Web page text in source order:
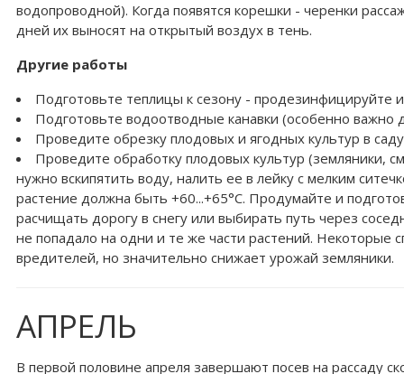
водопроводной). Когда появятся корешки - черенки
дней их выносят на открытый воздух в тень.
Другие работы
Подготовьте теплицы к сезону - продезинфицируйте
Подготовьте водоотводные канавки (особенно важно
Проведите обрезку плодовых и ягодных культур в
Проведите обработку плодовых культур (земляники,
нужно вскипятить воду, налить ее в лейку с мелким
растение должна быть +60...+65°С. Продумайте и
расчищать дорогу в снегу или выбирать путь через
не попадало на одни и те же части растений. Некоторые
вредителей, но значительно снижает урожай земляники.
АПРЕЛЬ
В первой половине апреля завершают посев на рассаду